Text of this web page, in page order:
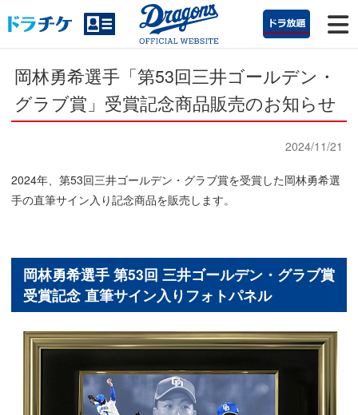
岡林勇希選手「第53回三井ゴールデン・
グラブ賞」受賞記念商品販売のお知らせ
2024/11/21
2024年、第53回三井ゴールデン・グラブ賞を受賞した岡林勇希選
手の直筆サイン入り記念商品を販売します。
岡林勇希選手 第53回 三井ゴールデン・グラブ賞
受賞記念 直筆サイン入りフォトパネル